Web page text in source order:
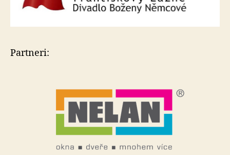
Partneri: